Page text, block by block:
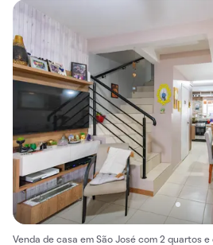
Venda de casa em São José com 2 quartos